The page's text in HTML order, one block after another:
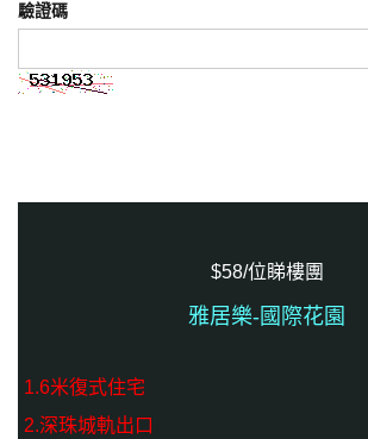
驗證碼
$58/位睇樓團
雅居樂-國際花園
1.6米復式住宅
2.深珠城軌出口